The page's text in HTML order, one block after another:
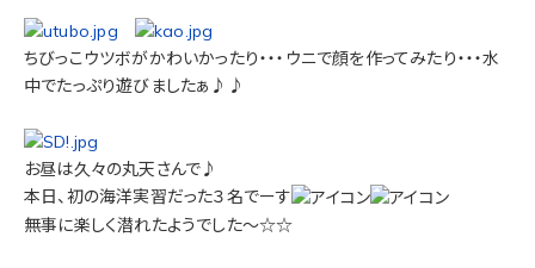
ちびっこウツボがかわいかったり・・・ウニで顔を作ってみたり・・・水
中でたっぷり遊びましたぁ♪♪
お昼は久々の丸天さんで♪
本日、初の海洋実習だった３名でーす
無事に楽しく潜れたようでした～☆☆